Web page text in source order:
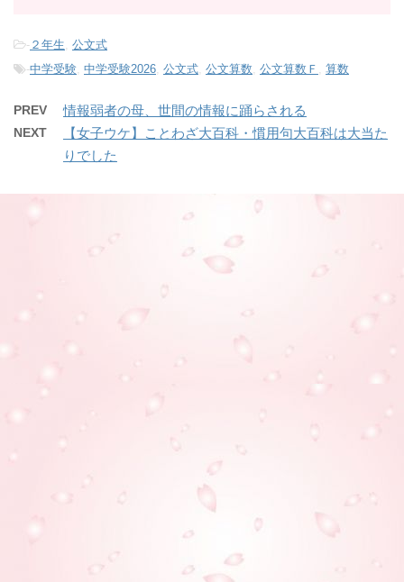
- ２年生, 公文式
-中学受験, 中学受験2026, 公文式, 公文算数, 公文算数Ｆ , 算数
PREV 情報弱者の母、世間の情報に踊らされる
NEXT
【女子ウケ】ことわざ大百科・慣用句大百科は大当た
りでした